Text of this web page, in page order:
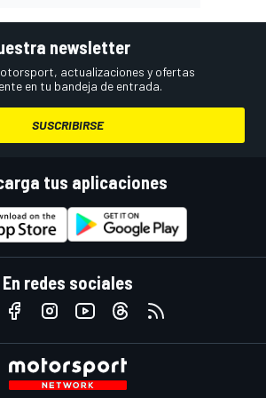
newsletter
actualizaciones y ofertas
en tu bandeja de entrada.
SUSCRIBIRSE
tus aplicaciones
En redes sociales